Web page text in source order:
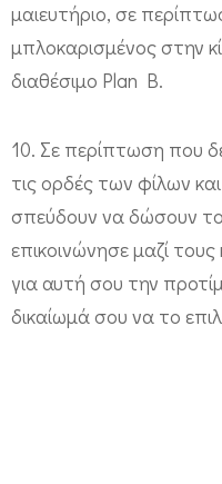
μαιευτήριο, σε
μπλοκαρισμένος στην
διαθέσιμο Plan B.
10. Σε περίπτωση που
τις ορδές των φίλων
σπεύδουν να δώσουν
επικοινώνησε μαζί
για αυτή σου την
δικαίωμά σου να το